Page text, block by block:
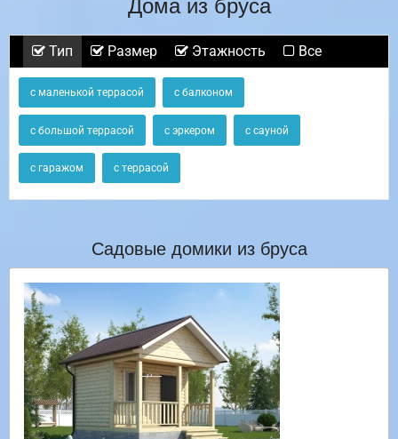
Тип Размер Этажность Все
с маленькой террасой с балконом
с большой террасой с эркером с сауной
с гаражом с террасой
Садовые домики из бруса